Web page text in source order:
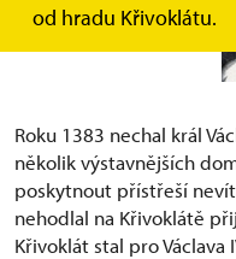
od hradu Křivoklátu.
Roku 1383 nechal král
několik výstavnějších
poskytnout přístřeší
nehodlal na Křivoklátě
Křivoklát stal pro Václava